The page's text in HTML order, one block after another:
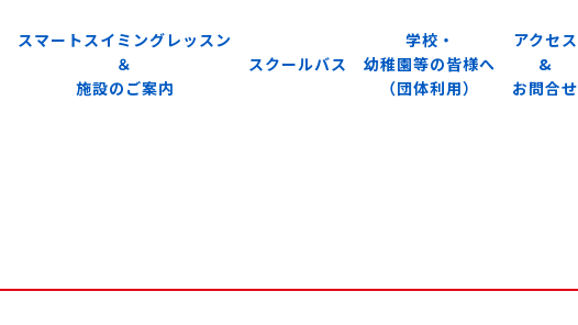
スマートスイミングレッスン
＆
施設のご案内
スクールバス
学校・
幼稚園等の皆様へ
（団体利用）
アクセス
&
お問合せ